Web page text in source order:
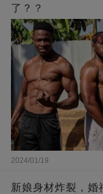
了？？
2024/01/19
新娘身材炸裂，婚